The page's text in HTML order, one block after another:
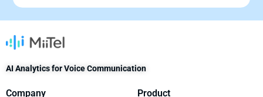
AI Analytics for Voice Communication
Company Product